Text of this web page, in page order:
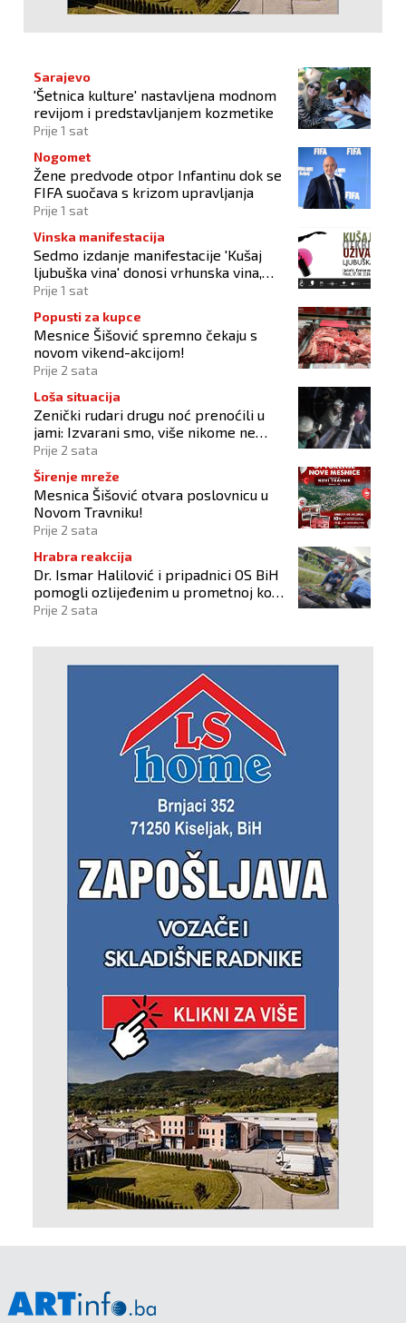
Sarajevo
'Šetnica kulture' nastavljena modnom
revijom i predstavljanjem kozmetike
Prije 1 sat
Nogomet
Žene predvode otpor Infantinu dok se
FIFA suočava s krizom upravljanja
Prije 1 sat
Vinska manifestacija
Sedmo izdanje manifestacije 'Kušaj
ljubuška vina' donosi vrhunska vina,
gastronomiju i glazbu
Prije 1 sat
Popusti za kupce
Mesnice Šišović spremno čekaju s
novom vikend-akcijom!
Prije 2 sata
Loša situacija
Zenički rudari drugu noć prenoćili u
jami: Izvarani smo, više nikome ne
vjerujemo
Prije 2 sata
Širenje mreže
Mesnica Šišović otvara poslovnicu u
Novom Travniku!
Prije 2 sata
Hrabra reakcija
Dr. Ismar Halilović i pripadnici OS BiH
pomogli ozlijeđenim u prometnoj kod
Busovače!
Prije 2 sata